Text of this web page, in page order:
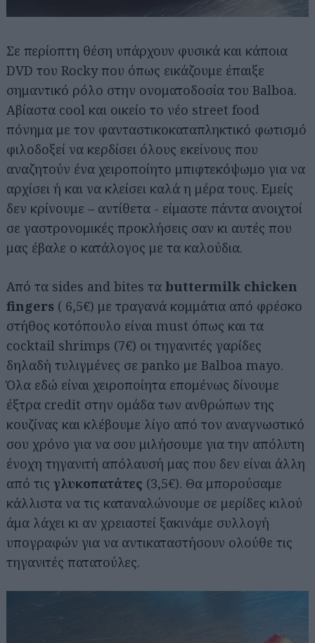
Σε περίοπτη θέση υπάρχουν φυσικά και κάποια
DVD του Rocky που όπως εικάζουμε έπαιξε
σημαντικό ρόλο στην ονοματοδοσία του Balboa.
Αβίαστα cool και οικείο το νέο street food
πόνημα με τον φανταστικοκαταπληκτικό φωτισμό
φιλοδοξεί να κερδίσει όλους εκείνους που
αναζητούν ένα χειροποίητο μπιφτεκόψωμο για να
αρχίσει ή και να κλείσει καλά η μέρα τους. Εμείς
δεν κρίνουμε – αντίθετα - είμαστε πάντα ανοιχτοί
σε γαστρονομικές προκλήσεις σαν κι αυτές που
μας έβαλε ο κατάλογος με τα καλούδια.
Από τα sides and bites τα buttermilk chicken
fingers ( 6,5€) με τραγανά κομμάτια από φρέσκο
στήθος κοτόπουλο είναι must όπως και τα
cocktail shrimps (7€) οι τηγανιτές γαρίδες
δηλαδή τυλιγμένες σε panko με Balboa mayo.
Όλα εδώ είναι χειροποίητα επομένως δίνουμε
έξτρα credit στην ομάδα των ανθρώπων της
κουζίνας και κλέβουμε λίγο από τον αναγνωστικό
σου χρόνο για να σου μιλήσουμε για την απόλυτη
ένοχη τηγανιτή απόλαυσή μας που δεν είναι άλλη
από τις γλυκοπατάτες (3,5€). Θα μπορούσαμε
κάλλιστα να τις καταναλώνουμε σε μερίδες κιλού
άμα λάχει κι αν χρειαστεί ξακινάμε συλλογή
υπογραφών για να αντικαταστήσουν ολούθε τις
τηγανιτές πατατούλες.